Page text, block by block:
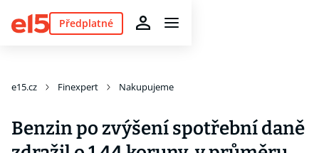
Předplatné
e15.cz Finexpert Nakupujeme
Benzin po zvýšení spotřební daně